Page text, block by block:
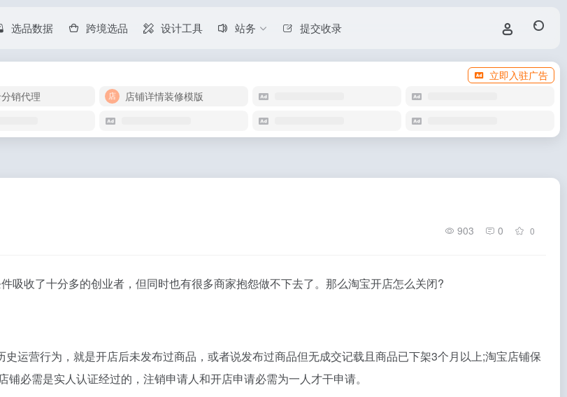
选品数据 跨境选品 设计工具 站务 提交收录
立即入驻广告
销代理 店铺详情装修模版
903 0 0
吸收了十分多的创业者，但同时也有很多商家抱怨做不下去了。那么淘宝开店怎么关闭?
运营行为，就是开店后未发布过商品，或者说发布过商品但无成交记载且商品已下架3个月以上;淘宝店铺保
必需是实人认证经过的，注销申请人和开店申请必需为一人才干申请。